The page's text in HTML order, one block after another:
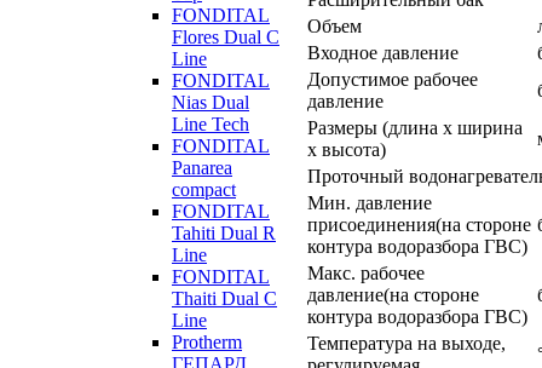
FONDITAL
Flores Dual C
Line
FONDITAL
Nias Dual
Line Tech
FONDITAL
Panarea
compact
FONDITAL
Tahiti Dual R
Line
FONDITAL
Thaiti Dual C
Line
Protherm
ГЕПАРД
Объем
Входное давление
Допустимое рабочее
давление
Размеры (длина х ширина
х высота)
Проточный
Мин. давление
присоединения(на стороне
контура водоразбора ГВС)
Макс. рабочее
давление(на стороне
контура водоразбора ГВС)
Температура на выходе,